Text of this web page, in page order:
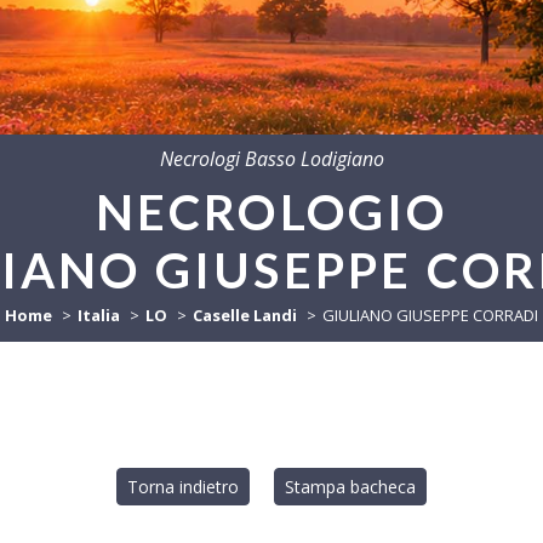
Necrologi Basso Lodigiano
NECROLOGIO
GIUSEPPE
Home Italia LO Caselle Landi GIULIANO GIUSEPPE CORRADI
Torna indietro Stampa bacheca